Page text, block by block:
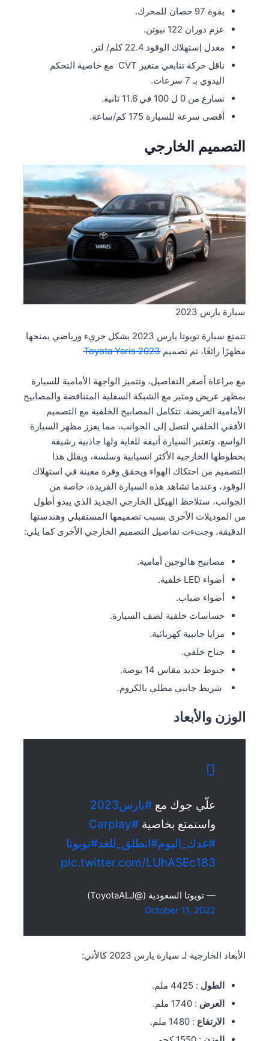
بقوة 97 حصان للمحرك.
عزم دوران 122 نيوتن.
معدل إستهلاك الوقود 22.4 كلم/ لتر.
ناقل حركة تتابعي متغير CVT مع خاصية التحكم
اليدوي بـ 7 سرعات.
تسارع من 0 ل 100 في 11.6 ثانية.
أقصى سرعة للسيارة 175 كم/ساعة.
التصميم الخارجي
سيارة يارس 2023
تتمتع سيارة تويوتا يارس 2023 بشكل جريء ورياضي يمنحها
مظهرًا رائعًا، تم تصميم 2023 Toyota Yaris
مع مراعاة أصغر التفاصيل، وتتميز الواجهة الأمامية للسيارة
بمظهر عريض ومثير مع الشبكة السفلية المتناقضة والمصابيح
الأمامية العريضة. تتكامل المصابيح الخلفية مع التصميم
الأفقي الخلفي لتصل إلى الجوانب، مما يعزز مظهر السيارة
الواسع، وتعتبر السيارة أنيقة للغاية ولها جاذبية رشيقة
بخطوطها الخارجية الأكثر انسيابية وسلسة، ويقلل هذا
التصميم من احتكاك الهواء ويحقق وفرة معينة في استهلاك
الوقود، وعندما تشاهد هذه السيارة الفريدة، خاصة من
الجوانب، ستلاحظ الهيكل الخارجي الجديد الذي يبدو أطول
من الموديلات الأخرى بسبب تصميمها المستقبلي وهندستها
الدقيقة، وجتءت تفاصيل التصميم الخارجي الأخرى كما يلي:
مصابيح هالوجين أمامية.
أضواء LED خلفية.
أضواء ضباب.
حساسات خلفية لصف السيارة.
مرايا جانبية كهربائية.
جناح خلفي.
جنوط حديد مقاس 14 بوصة.
شريط جانبي مطلي بالكروم.
الوزن والأبعاد
علّي جوك مع #يارس2023
واستمتع بخاصية #Carplay
#غدك_اليوم#انطلق_للغد#تويوتا
pic.twitter.com/LUhASEc183
— تويوتا السعودية (@ToyotaALJ)
October 11, 2022
الأبعاد الخارجية لـ سيارة يارس 2023 كالأتي:
الطول : 4425 ملم.
العرض : 1740 ملم.
الارتفاع : 1480 ملم.